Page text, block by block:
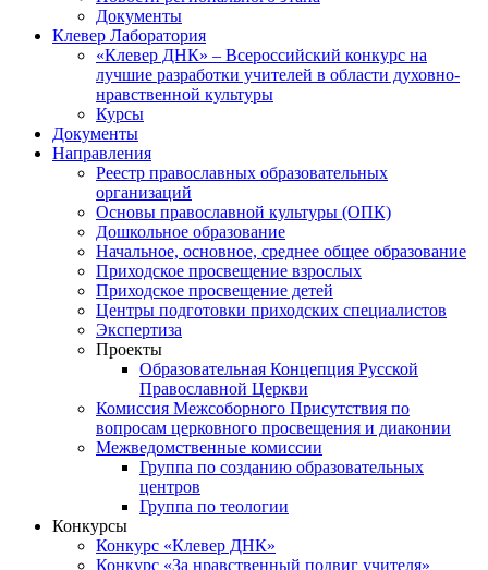
Документы
Клевер Лаборатория
«Клевер ДНК» – Всероссийский конкурс на
лучшие разработки учителей в области духовно-
нравственной культуры
Курсы
Документы
Направления
Реестр православных образовательных
организаций
Основы православной культуры (ОПК)
Дошкольное образование
Начальное, основное, среднее общее образование
Приходское просвещение взрослых
Приходское просвещение детей
Центры подготовки приходских специалистов
Экспертиза
Проекты
Образовательная Концепция Русской
Православной Церкви
Комиссия Межсоборного Присутствия по
вопросам церковного просвещения и диаконии
Межведомственные комиссии
Группа по созданию образовательных
центров
Группа по теологии
Конкурсы
Конкурс «Клевер ДНК»
Конкурс «За нравственный подвиг учителя»